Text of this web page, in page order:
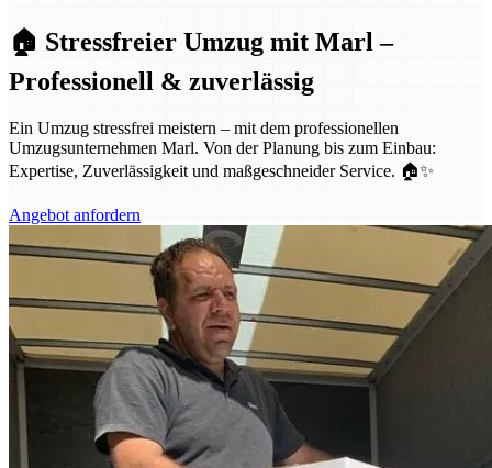
🏠 Stressfreier Umzug mit Marl –
Professionell & zuverlässig
Ein Umzug stressfrei meistern – mit dem professionellen
Umzugsunternehmen Marl. Von der Planung bis zum Einbau:
Expertise, Zuverlässigkeit und maßgeschneider Service. 🏠✨
Angebot anfordern